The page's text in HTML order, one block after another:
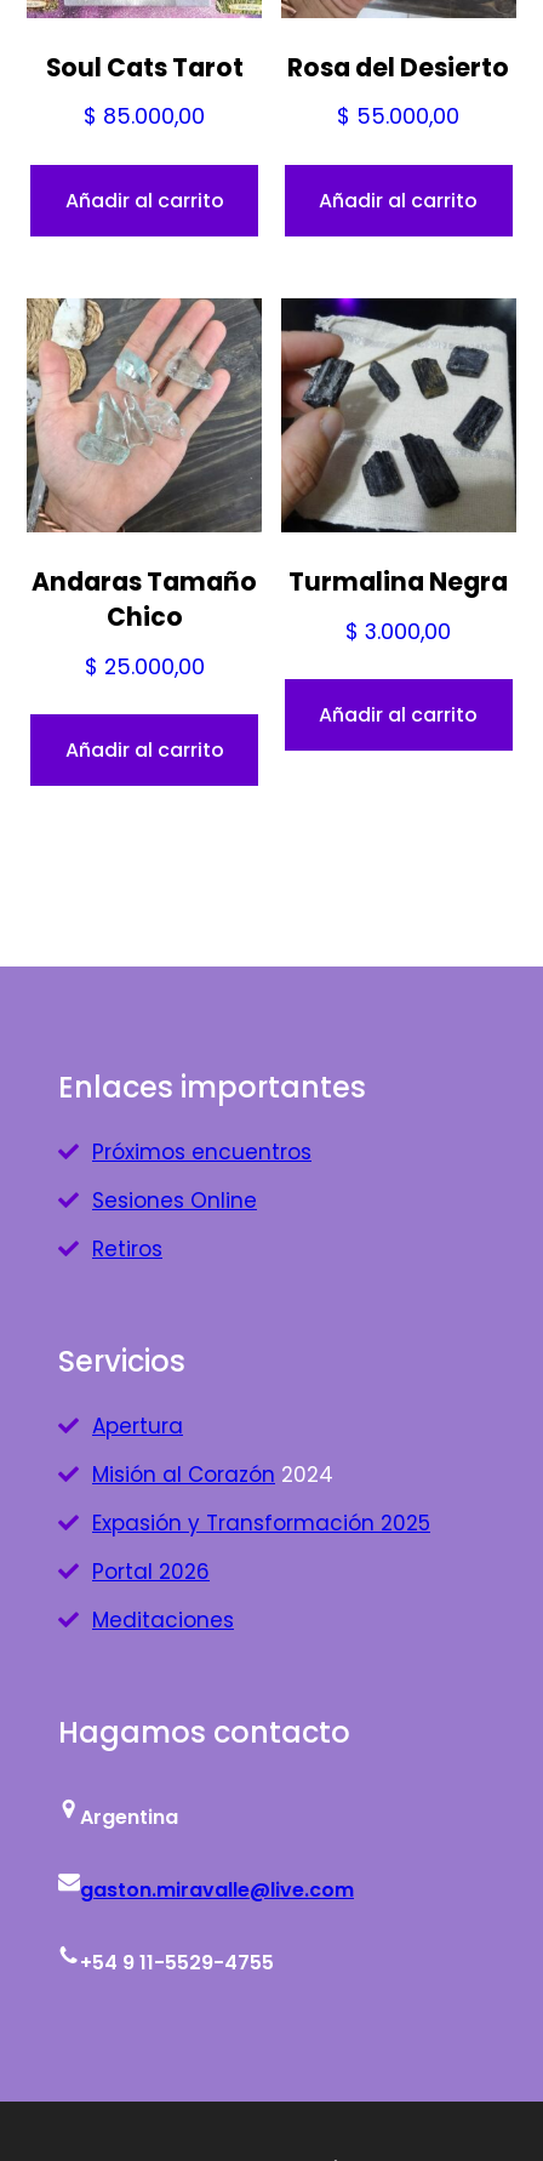
Soul Cats Tarot
$ 85.000,00
Añadir al carrito
Rosa del Desierto
$ 55.000,00
Añadir al carrito
Andaras Tamaño
Chico
$ 25.000,00
Añadir al carrito
Turmalina Negra
$ 3.000,00
Añadir al carrito
Enlaces importantes
Próximos encuentros
Sesiones Online
Retiros
Servicios
Apertura
Misión al Corazón 2024
Expasión y Transformación 2025
Portal 2026
Meditaciones
Hagamos contacto
Argentina
gaston.miravalle@live.com
+54 9 11-5529-4755